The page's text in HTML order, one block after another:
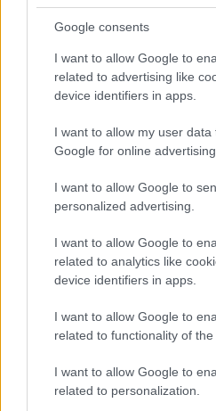
Google consents
I want to allow Google to
related to advertising like
device identifiers in apps.
I want to allow my user data
Google for online
I want to allow Google to
personalized advertising.
I want to allow Google to
related to analytics like
device identifiers in apps.
I want to allow Google to
related to functionality of the
I want to allow Google to
related to personalization.
A világ legidősebb